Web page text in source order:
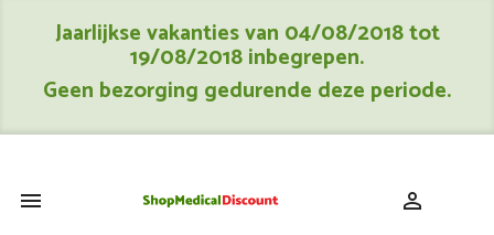
Jaarlijkse vakanties van 04/08/2018 tot
19/08/2018 inbegrepen.
Geen bezorging gedurende deze periode.
 